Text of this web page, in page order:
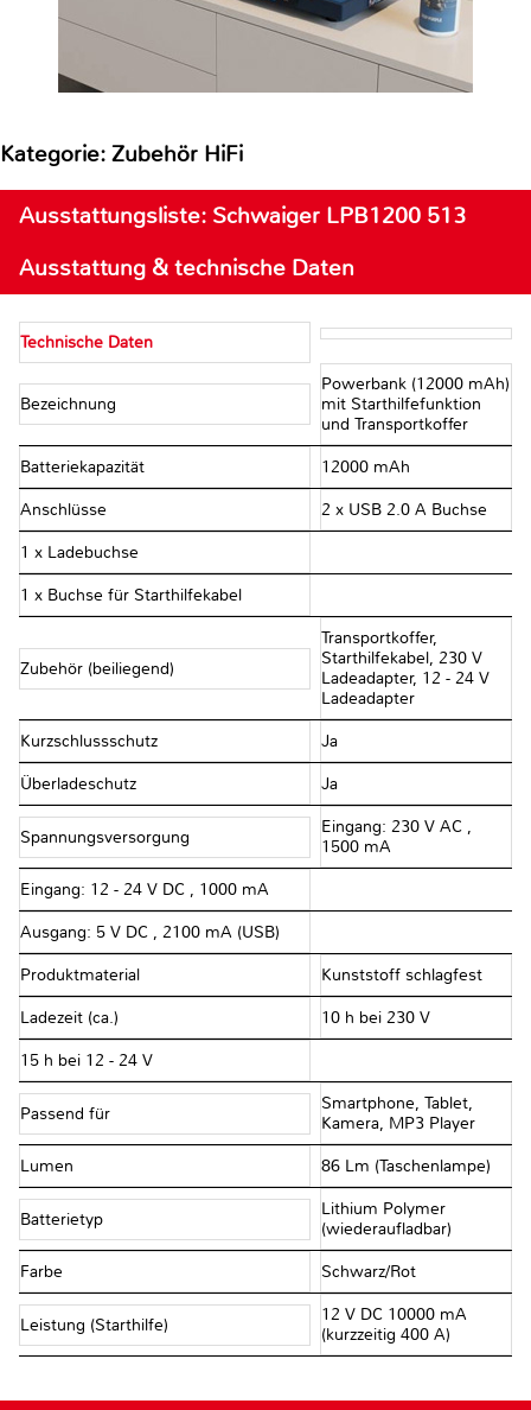
Kategorie: Zubehör HiFi
Ausstattungsliste: Schwaiger LPB1200 513
Ausstattung & technische Daten
Technische Daten
Bezeichnung
Powerbank (12000 mAh)
mit Starthilfefunktion
und Transportkoffer
Batteriekapazität 12000 mAh
Anschlüsse 2 x USB 2.0 A Buchse
1 x Ladebuchse
1 x Buchse für Starthilfekabel
Zubehör (beiliegend)
Transportkoffer,
Starthilfekabel, 230 V
Ladeadapter, 12 - 24 V
Ladeadapter
Kurzschlussschutz Ja
Überladeschutz Ja
Spannungsversorgung
Eingang: 230 V AC ,
1500 mA
Eingang: 12 - 24 V DC , 1000 mA
Ausgang: 5 V DC , 2100 mA (USB)
Produktmaterial Kunststoff schlagfest
Ladezeit (ca.) 10 h bei 230 V
15 h bei 12 - 24 V
Passend für
Smartphone, Tablet,
Kamera, MP3 Player
Lumen 86 Lm (Taschenlampe)
Batterietyp
Lithium Polymer
(wiederaufladbar)
Farbe Schwarz/Rot
Leistung (Starthilfe)
12 V DC 10000 mA
(kurzzeitig 400 A)